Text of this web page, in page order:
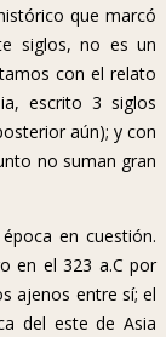
que marcó
siglos, no es un
con el relato
escrito 3 siglos
aún); y con
no suman gran
en cuestión.
en el 323 a.C por
ajenos entre sí; el
del este de Asia